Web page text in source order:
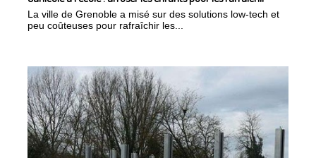
La ville de Grenoble a misé sur des solutions low-tech et
peu coûteuses pour rafraîchir les...